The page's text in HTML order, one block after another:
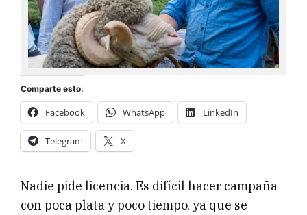
Comparte esto:
Facebook WhatsApp LinkedIn
Telegram X
Nadie pide licencia. Es difícil hacer campaña
con poca plata y poco tiempo, ya que se